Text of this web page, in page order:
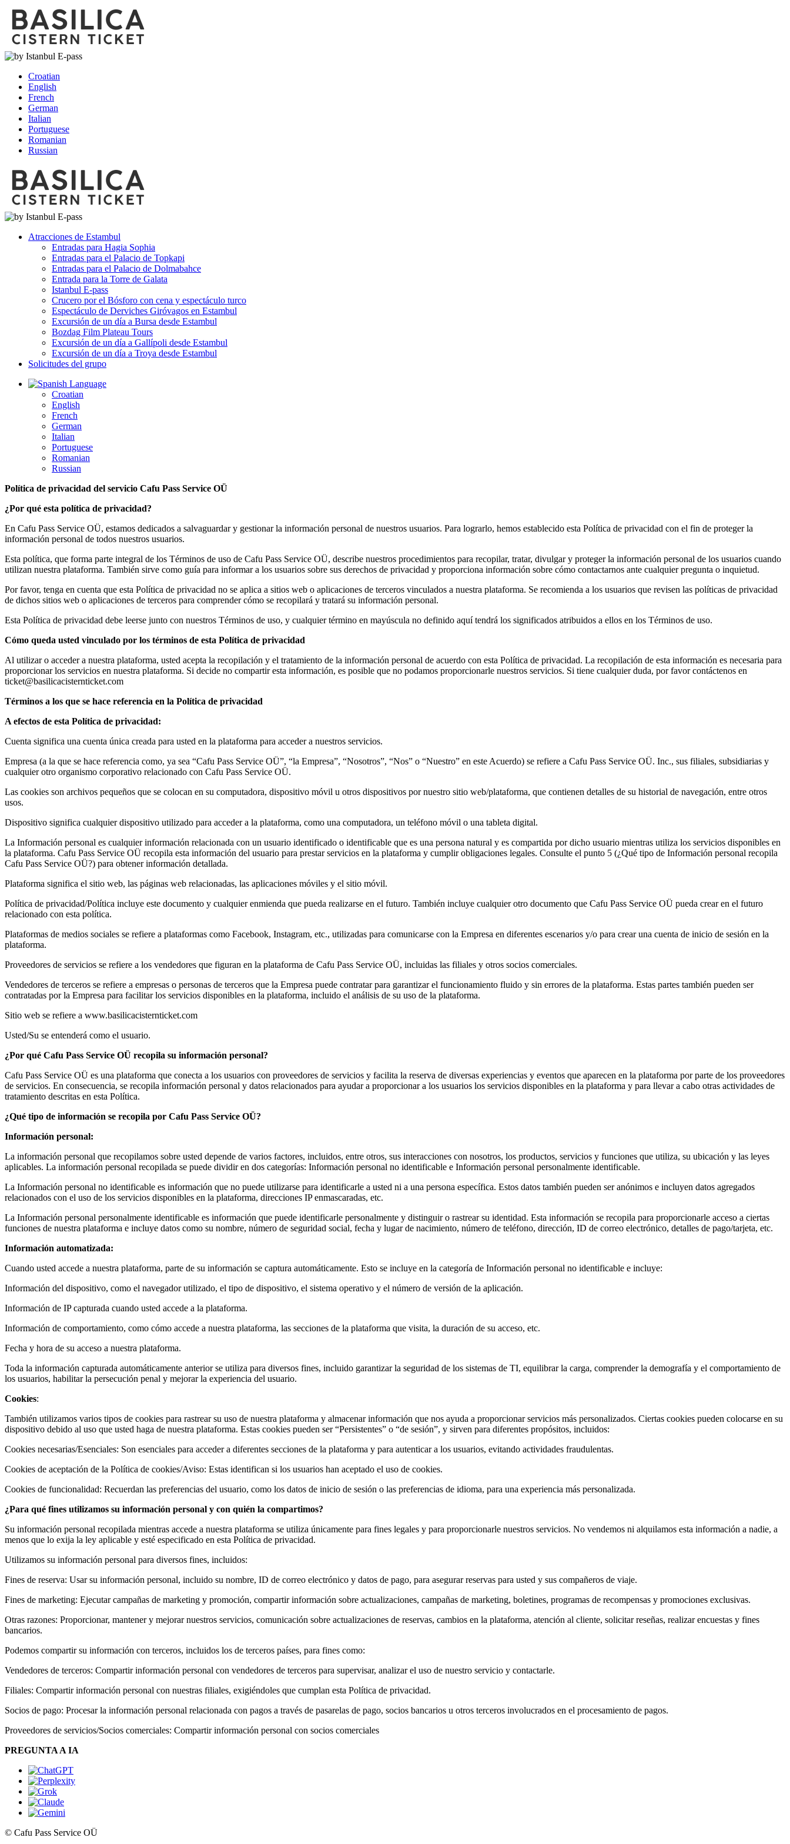
Croatian
English
French
German
Italian
Portuguese
Romanian
Russian
Atracciones de Estambul
Entradas para Hagia Sophia
Entradas para el Palacio de Topkapi
Entradas para el Palacio de Dolmabahce
Entrada para la Torre de Galata
Istanbul E-pass
Crucero por el Bósforo con cena y espectáculo turco
Espectáculo de Derviches Giróvagos en Estambul
Excursión de un día a Bursa desde Estambul
Bozdag Film Plateau Tours
Excursión de un día a Gallípoli desde Estambul
Excursión de un día a Troya desde Estambul
Solicitudes del grupo
Language
Croatian
English
French
German
Italian
Portuguese
Romanian
Russian
Política de privacidad del servicio Cafu Pass Service OÜ
¿Por qué esta política de privacidad?
En Cafu Pass Service OÜ, estamos dedicados a salvaguardar y gestionar la información personal de nuestros usuarios. Para lograrlo, hemos establecido esta Política de privacidad con el fin de proteger la
información personal de todos nuestros usuarios.
Esta política, que forma parte integral de los Términos de uso de Cafu Pass Service OÜ, describe nuestros procedimientos para recopilar, tratar, divulgar y proteger la información personal de los usuarios cuando
utilizan nuestra plataforma. También sirve como guía para informar a los usuarios sobre sus derechos de privacidad y proporciona información sobre cómo contactarnos ante cualquier pregunta o inquietud.
Por favor, tenga en cuenta que esta Política de privacidad no se aplica a sitios web o aplicaciones de terceros vinculados a nuestra plataforma. Se recomienda a los usuarios que revisen las políticas de privacidad
de dichos sitios web o aplicaciones de terceros para comprender cómo se recopilará y tratará su información personal.
Esta Política de privacidad debe leerse junto con nuestros Términos de uso, y cualquier término en mayúscula no definido aquí tendrá los significados atribuidos a ellos en los Términos de uso.
Cómo queda usted vinculado por los términos de esta Política de privacidad
Al utilizar o acceder a nuestra plataforma, usted acepta la recopilación y el tratamiento de la información personal de acuerdo con esta Política de privacidad. La recopilación de esta información es necesaria para
proporcionar los servicios en nuestra plataforma. Si decide no compartir esta información, es posible que no podamos proporcionarle nuestros servicios. Si tiene cualquier duda, por favor contáctenos en
ticket@basilicacisternticket.com
Términos a los que se hace referencia en la Política de privacidad
A efectos de esta Política de privacidad:
Cuenta significa una cuenta única creada para usted en la plataforma para acceder a nuestros servicios.
Empresa (a la que se hace referencia como, ya sea “Cafu Pass Service OÜ”, “la Empresa”, “Nosotros”, “Nos” o “Nuestro” en este Acuerdo) se refiere a Cafu Pass Service OÜ. Inc., sus filiales, subsidiarias y
cualquier otro organismo corporativo relacionado con Cafu Pass Service OÜ.
Las cookies son archivos pequeños que se colocan en su computadora, dispositivo móvil u otros dispositivos por nuestro sitio web/plataforma, que contienen detalles de su historial de navegación, entre otros
usos.
Dispositivo significa cualquier dispositivo utilizado para acceder a la plataforma, como una computadora, un teléfono móvil o una tableta digital.
La Información personal es cualquier información relacionada con un usuario identificado o identificable que es una persona natural y es compartida por dicho usuario mientras utiliza los servicios disponibles en
la plataforma. Cafu Pass Service OÜ recopila esta información del usuario para prestar servicios en la plataforma y cumplir obligaciones legales. Consulte el punto 5 (¿Qué tipo de Información personal recopila
Cafu Pass Service OÜ?) para obtener información detallada.
Plataforma significa el sitio web, las páginas web relacionadas, las aplicaciones móviles y el sitio móvil.
Política de privacidad/Política incluye este documento y cualquier enmienda que pueda realizarse en el futuro. También incluye cualquier otro documento que Cafu Pass Service OÜ pueda crear en el futuro
relacionado con esta política.
Plataformas de medios sociales se refiere a plataformas como Facebook, Instagram, etc., utilizadas para comunicarse con la Empresa en diferentes escenarios y/o para crear una cuenta de inicio de sesión en la
plataforma.
Proveedores de servicios se refiere a los vendedores que figuran en la plataforma de Cafu Pass Service OÜ, incluidas las filiales y otros socios comerciales.
Vendedores de terceros se refiere a empresas o personas de terceros que la Empresa puede contratar para garantizar el funcionamiento fluido y sin errores de la plataforma. Estas partes también pueden ser
contratadas por la Empresa para facilitar los servicios disponibles en la plataforma, incluido el análisis de su uso de la plataforma.
Sitio web se refiere a www.basilicacisternticket.com
Usted/Su se entenderá como el usuario.
¿Por qué Cafu Pass Service OÜ recopila su información personal?
Cafu Pass Service OÜ es una plataforma que conecta a los usuarios con proveedores de servicios y facilita la reserva de diversas experiencias y eventos que aparecen en la plataforma por parte de los proveedores
de servicios. En consecuencia, se recopila información personal y datos relacionados para ayudar a proporcionar a los usuarios los servicios disponibles en la plataforma y para llevar a cabo otras actividades de
tratamiento descritas en esta Política.
¿Qué tipo de información se recopila por Cafu Pass Service OÜ?
Información personal:
La información personal que recopilamos sobre usted depende de varios factores, incluidos, entre otros, sus interacciones con nosotros, los productos, servicios y funciones que utiliza, su ubicación y las leyes
aplicables. La información personal recopilada se puede dividir en dos categorías: Información personal no identificable e Información personal personalmente identificable.
La Información personal no identificable es información que no puede utilizarse para identificarle a usted ni a una persona específica. Estos datos también pueden ser anónimos e incluyen datos agregados
relacionados con el uso de los servicios disponibles en la plataforma, direcciones IP enmascaradas, etc.
La Información personal personalmente identificable es información que puede identificarle personalmente y distinguir o rastrear su identidad. Esta información se recopila para proporcionarle acceso a ciertas
funciones de nuestra plataforma e incluye datos como su nombre, número de seguridad social, fecha y lugar de nacimiento, número de teléfono, dirección, ID de correo electrónico, detalles de pago/tarjeta, etc.
Información automatizada:
Cuando usted accede a nuestra plataforma, parte de su información se captura automáticamente. Esto se incluye en la categoría de Información personal no identificable e incluye:
Información del dispositivo, como el navegador utilizado, el tipo de dispositivo, el sistema operativo y el número de versión de la aplicación.
Información de IP capturada cuando usted accede a la plataforma.
Información de comportamiento, como cómo accede a nuestra plataforma, las secciones de la plataforma que visita, la duración de su acceso, etc.
Fecha y hora de su acceso a nuestra plataforma.
Toda la información capturada automáticamente anterior se utiliza para diversos fines, incluido garantizar la seguridad de los sistemas de TI, equilibrar la carga, comprender la demografía y el comportamiento de
los usuarios, habilitar la persecución penal y mejorar la experiencia del usuario.
Cookies:
También utilizamos varios tipos de cookies para rastrear su uso de nuestra plataforma y almacenar información que nos ayuda a proporcionar servicios más personalizados. Ciertas cookies pueden colocarse en su
dispositivo debido al uso que usted haga de nuestra plataforma. Estas cookies pueden ser “Persistentes” o “de sesión”, y sirven para diferentes propósitos, incluidos:
Cookies necesarias/Esenciales: Son esenciales para acceder a diferentes secciones de la plataforma y para autenticar a los usuarios, evitando actividades fraudulentas.
Cookies de aceptación de la Política de cookies/Aviso: Estas identifican si los usuarios han aceptado el uso de cookies.
Cookies de funcionalidad: Recuerdan las preferencias del usuario, como los datos de inicio de sesión o las preferencias de idioma, para una experiencia más personalizada.
¿Para qué fines utilizamos su información personal y con quién la compartimos?
Su información personal recopilada mientras accede a nuestra plataforma se utiliza únicamente para fines legales y para proporcionarle nuestros servicios. No vendemos ni alquilamos esta información a nadie, a
menos que lo exija la ley aplicable y esté especificado en esta Política de privacidad.
Utilizamos su información personal para diversos fines, incluidos:
Fines de reserva: Usar su información personal, incluido su nombre, ID de correo electrónico y datos de pago, para asegurar reservas para usted y sus compañeros de viaje.
Fines de marketing: Ejecutar campañas de marketing y promoción, compartir información sobre actualizaciones, campañas de marketing, boletines, programas de recompensas y promociones exclusivas.
Otras razones: Proporcionar, mantener y mejorar nuestros servicios, comunicación sobre actualizaciones de reservas, cambios en la plataforma, atención al cliente, solicitar reseñas, realizar encuestas y fines
bancarios.
Podemos compartir su información con terceros, incluidos los de terceros países, para fines como:
Vendedores de terceros: Compartir información personal con vendedores de terceros para supervisar, analizar el uso de nuestro servicio y contactarle.
Filiales: Compartir información personal con nuestras filiales, exigiéndoles que cumplan esta Política de privacidad.
Socios de pago: Procesar la información personal relacionada con pagos a través de pasarelas de pago, socios bancarios u otros terceros involucrados en el procesamiento de pagos.
Proveedores de servicios/Socios comerciales: Compartir información personal con socios comerciales
PREGUNTA A IA
© Cafu Pass Service OÜ